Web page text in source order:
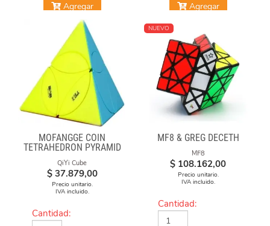
Agregar Agregar
MOFANGGE COIN
TETRAHEDRON PYRAMID
STICKERLESS
QiYi Cube
$ 37.879,00
Precio unitario.
IVA incluido.
Cantidad:
NUEVO
MF8 & GREG DECETH
MF8
$ 108.162,00
Precio unitario.
IVA incluido.
Cantidad: